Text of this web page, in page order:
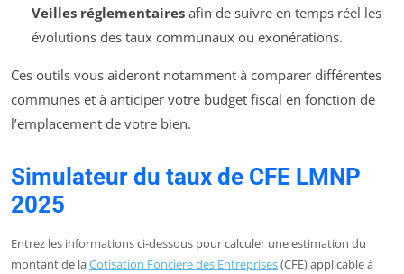
Veilles réglementairesafin de suivre en temps réel les
évolutions des taux communaux ou exonérations.
Ces outils vous aideront notamment à comparer différentes
communes et à anticiper votre budget fiscal en fonction de
l’emplacement de votre bien.
Simulateur du taux de CFE LMNP
2025
Entrez les informations ci-dessous pour calculer une estimation du
montant de laCotisation Foncière des Entreprises(CFE) applicable à